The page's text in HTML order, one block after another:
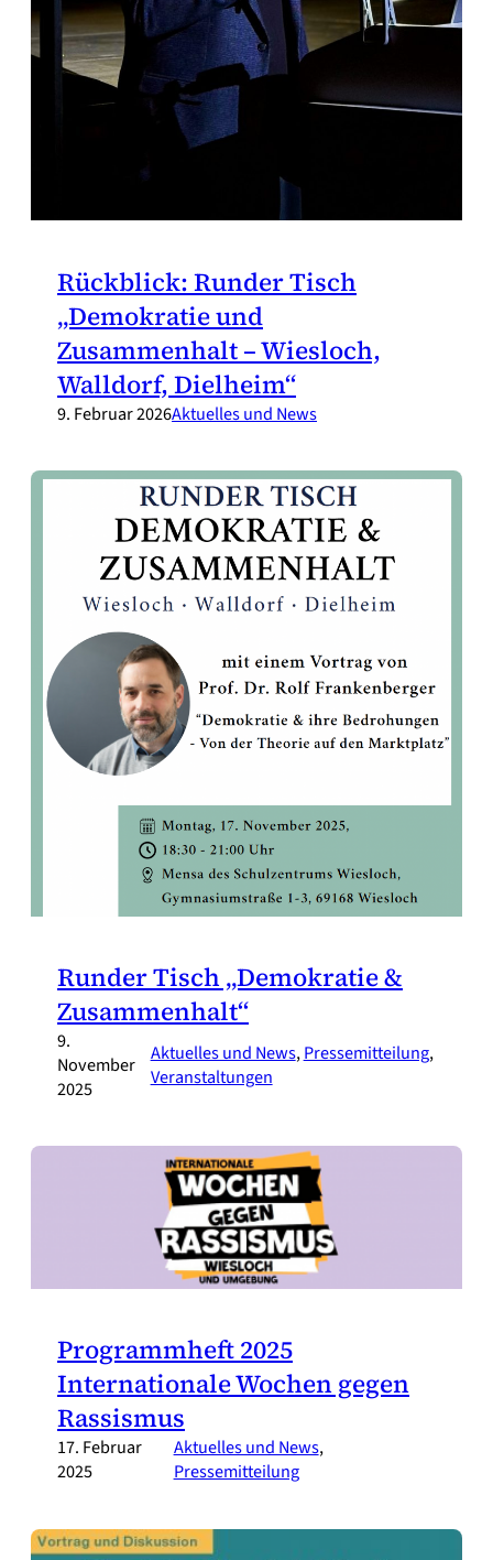
Rückblick: Runder Tisch
„Demokratie und
Zusammenhalt – Wiesloch,
Walldorf, Dielheim“
9. Februar 2026Aktuelles und News
Runder Tisch „Demokratie &
Zusammenhalt“
9.
November
2025
Aktuelles und News, Pressemitteilung,
Veranstaltungen
Programmheft 2025
Internationale Wochen gegen
Rassismus
17. Februar
2025
Aktuelles und News,
Pressemitteilung